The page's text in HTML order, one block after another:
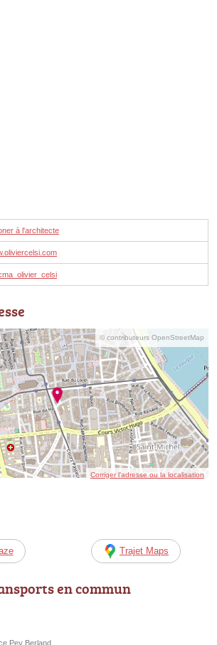
à l'architecte
© contributeurs OpenStreetMap
Corriger l’adresse ou la localisation
Trajet Maps
en commun
Pey Berland